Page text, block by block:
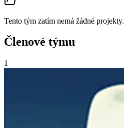
Tento tým zatím nemá žádné projekty.
Členové týmu
1